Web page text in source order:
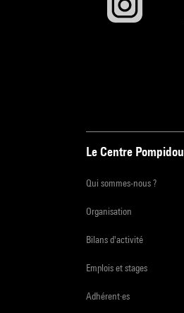
Le Centre Pompidou
Qui sommes-nous ?
Organisation
Bilans d'activité
Emplois et stages
Adhérent·es